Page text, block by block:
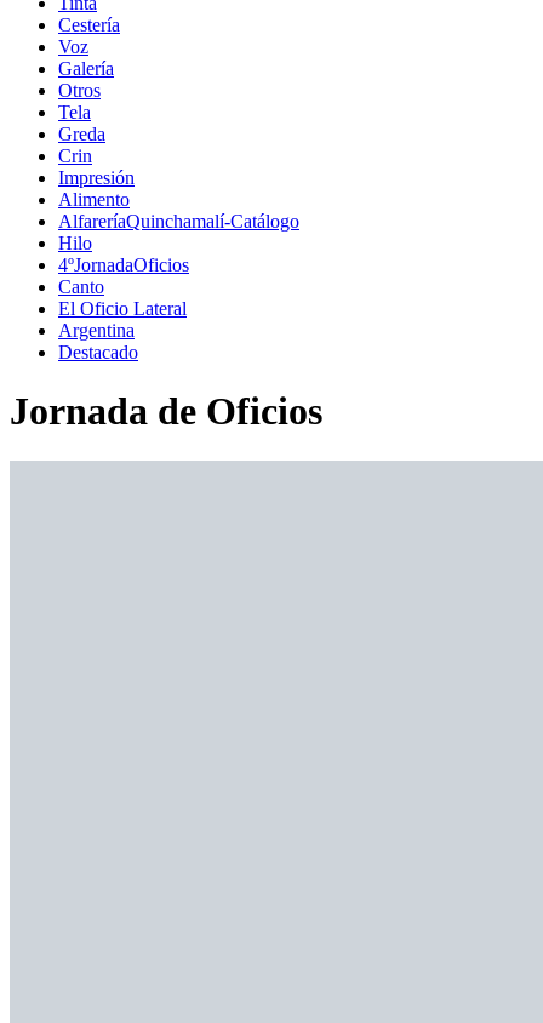
Cestería
Voz
Galería
Otros
Tela
Greda
Crin
Impresión
Alimento
AlfareríaQuinchamalí-Catálogo
Hilo
4ºJornadaOficios
Canto
El Oficio Lateral
Argentina
Destacado
Jornada de Oficios